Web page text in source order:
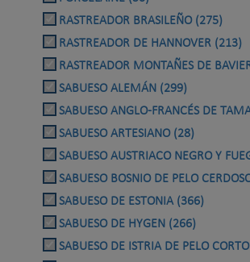
RASTREADOR BRASILEÑO (275)
RASTREADOR DE HANNOVER (213)
RASTREADOR MONTAÑES DE
SABUESO ALEMÁN (299)
SABUESO ANGLO-FRANCÉS DE
SABUESO ARTESIANO (28)
SABUESO AUSTRIACO NEGRO Y
SABUESO BOSNIO DE PELO
SABUESO DE ESTONIA (366)
SABUESO DE HYGEN (266)
SABUESO DE ISTRIA DE PELO